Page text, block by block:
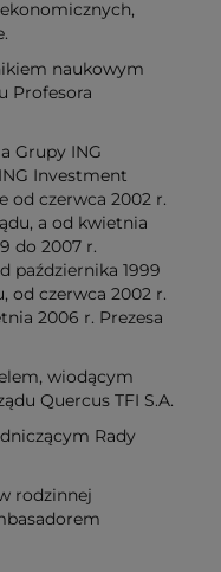
naukowym
Profesora
Grupy ING
Investment
od czerwca 2002 r.
a od kwietnia
do 2007 r.
października 1999
od czerwca 2002 r.
2006 r. Prezesa
wiodącym
Quercus TFI S.A.
Rady
rodzinnej